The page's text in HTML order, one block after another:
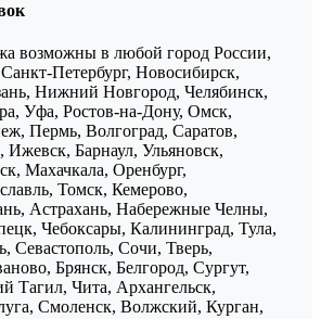
возможны в любой город России,
Петербург, Новосибирск,
Нижний Новгород, Челябинск,
Уфа, Ростов-на-Дону, Омск,
Пермь, Волгоград, Саратов,
Ижевск, Барнаул, Ульяновск,
Махачкала, Оренбург,
Томск, Кемерово,
Астрахань, Набережные Челны,
Чебоксары, Калининград, Тула,
Севастополь, Сочи, Тверь,
Брянск, Белгород, Сургут,
Тагил, Чита, Архангельск,
Смоленск, Волжский, Курган,